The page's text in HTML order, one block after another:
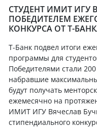
СТУДЕНТ ИМИТ ИГУ
ПОБЕДИТЕЛЕМ
КОНКУРСА ОТ Т-
Т-Банк подвел итоги
программы для
Победителями стали
набравшие
будут получать
ежемесячно на
ИМИТ ИГУ Вячеслав
стипендиального